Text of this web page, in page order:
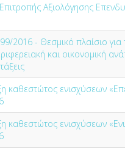
Αξιολόγησης
2016 - Θεσμικό πλαίσιο
και οικονομική
καθεστώτος ενισχύσεων
καθεστώτος ενισχύσεων